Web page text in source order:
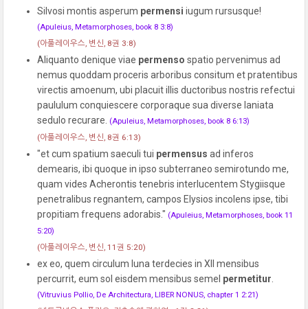
Silvosi montis asperum permensi iugum rursusque!
(Apuleius, Metamorphoses, book 8 3:8)
(아풀레이우스, 변신, 8권 3:8)
Aliquanto denique viae permenso spatio pervenimus ad
nemus quoddam proceris arboribus consitum et pratentibus
virectis amoenum, ubi placuit illis ductoribus nostris refectui
paululum conquiescere corporaque sua diverse laniata
sedulo recurare. (Apuleius, Metamorphoses, book 8 6:13)
(아풀레이우스, 변신, 8권 6:13)
"et cum spatium saeculi tui permensus ad inferos
demearis, ibi quoque in ipso subterraneo semirotundo me,
quam vides Acherontis tenebris interlucentem Stygiisque
penetralibus regnantem, campos Elysios incolens ipse, tibi
propitiam frequens adorabis." (Apuleius, Metamorphoses, book 11
5:20)
(아풀레이우스, 변신, 11권 5:20)
ex eo, quem circulum luna terdecies in XII mensibus
percurrit, eum sol eisdem mensibus semel permetitur
(Vitruvius Pollio, De Architectura, LIBER NONUS, chapter 1 2:21)